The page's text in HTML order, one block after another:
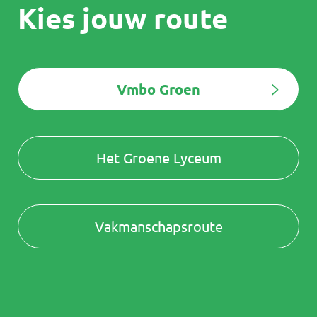
Kies jouw route
Vmbo Groen
Het Groene Lyceum
Vakmanschapsroute